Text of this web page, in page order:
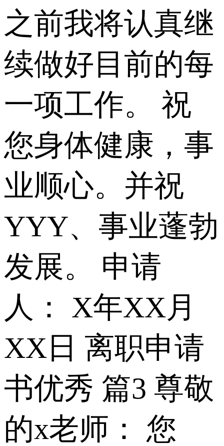
之前我将认真继
续做好目前的每
一项工作。 祝
您身体健康，事
业顺心。并祝
YYY、事业蓬勃
发展。 申请
人： X年XX月
XX日 离职申请
书优秀 篇3 尊敬
的x老师： 您